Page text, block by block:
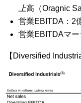
上高（Oragnic
営業EBITDA：2
営業EBITDAマ
【Diversified